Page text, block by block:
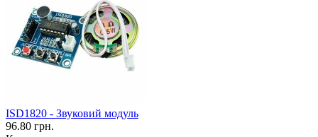
ISD1820 - Звуковий модуль
96.80 грн.